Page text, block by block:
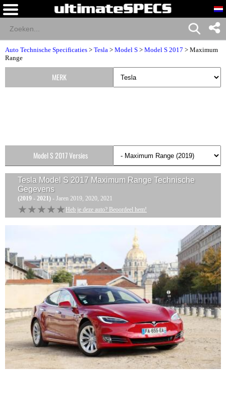
Auto Technische Specificaties > Tesla > Model S > Model S 2017 > Maximum
Range
Tesla Model S 2017 Maximum Range Technische
Gegevens
(2019 - 2021) - Jaren 2019, 2020, 2021
★★★★★
★★★★★ Heb je deze auto? Beoordeel hem!
MERK
Model S 2017 Versies